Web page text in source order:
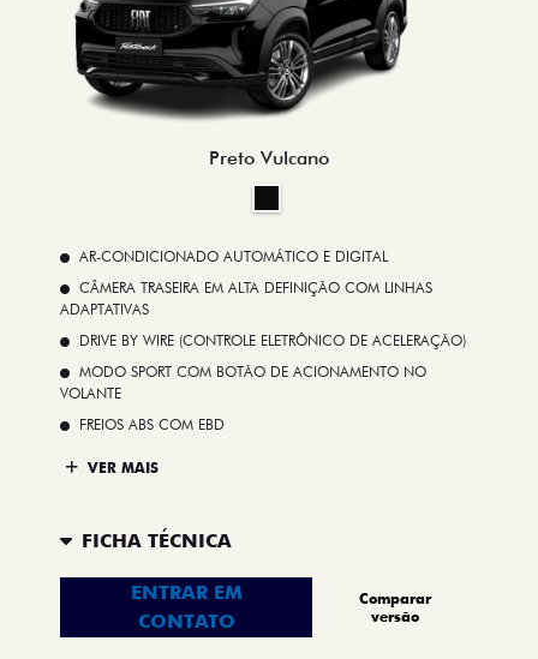
Preto Vulcano
AR-CONDICIONADO AUTOMÁTICO E DIGITAL
CÂMERA TRASEIRA EM ALTA DEFINIÇÃO COM LINHAS
ADAPTATIVAS
DRIVE BY WIRE (CONTROLE ELETRÔNICO DE ACELERAÇÃO)
MODO SPORT COM BOTÃO DE ACIONAMENTO NO
VOLANTE
FREIOS ABS COM EBD
VER MAIS
FICHA TÉCNICA
ENTRAR EM
CONTATO
Comparar
versão